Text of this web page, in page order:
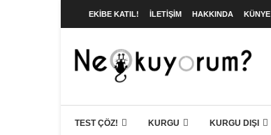
EKIBE KATIL! İLETIŞIM HAKKINDA KÜNYE
TEST ÇÖZ! KURGU KURGU DIŞI